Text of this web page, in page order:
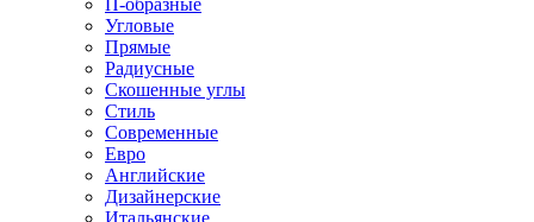
П-образные
Угловые
Прямые
Радиусные
Скошенные углы
Стиль
Современные
Евро
Английские
Дизайнерские
Итальянские